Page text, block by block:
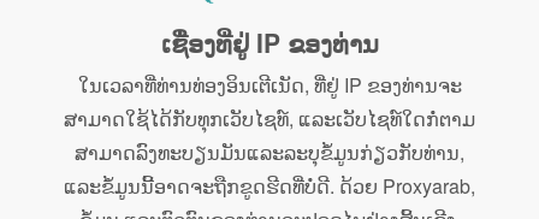
ເຊື່ອງທີ່ຢູ່ IP ຂອງທ່ານ
ໃນເວລາທີ່ທ່ານທ່ອງອິນເຕີເນັດ, ທີ່ຢູ່ IP ຂອງທ່ານຈະ
ສາມາດໃຊ້ໄດ້ກັບທຸກເວັບໄຊທ໌, ແລະເວັບໄຊທ໌ໃດກໍ່ຕາມ
ສາມາດລົງທະບຽນມັນແລະລະບຸຂໍ້ມູນກ່ຽວກັບທ່ານ,
ແລະຂໍ້ມູນນີ້ອາດຈະຖືກຂູດຮີດທີ່ບໍ່ດີ. ດ້ວຍ Proxyarab,